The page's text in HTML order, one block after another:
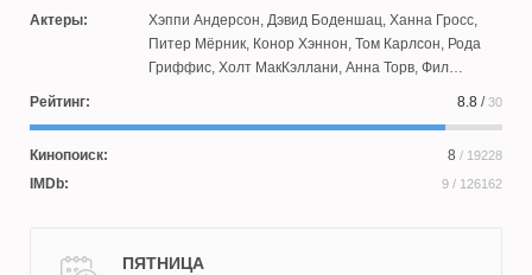
Актеры:
Хэппи Андерсон, Дэвид Боденшац, Ханна Гросс,
Питер Мёрник, Конор Хэннон, Том Карлсон, Рода
Гриффис, Холт МакКэллани, Анна Торв, Фил
Рейтинг: 8.8 /30
Кинопоиск: 8 / 19228
IMDb: 9 / 126162
ПЯТНИЦА